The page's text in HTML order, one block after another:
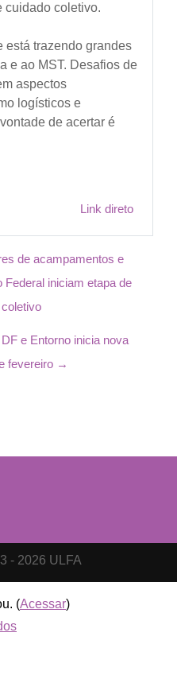
cuidado coletivo.
está trazendo grandes
e ao MST. Desafios de
aspectos
logísticos e
de acertar é
Link direto
de acampamentos e
iniciam etapa de
e Entorno inicia nova
fevereiro →
- 2026 ULFA
(Acessar)